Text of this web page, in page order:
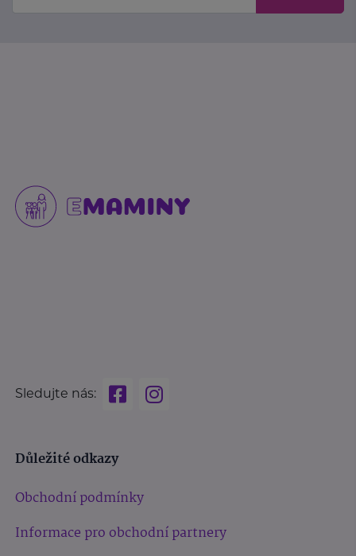
Sledujte nás:
Důležité odkazy
Obchodní podmínky
Informace pro obchodní partnery